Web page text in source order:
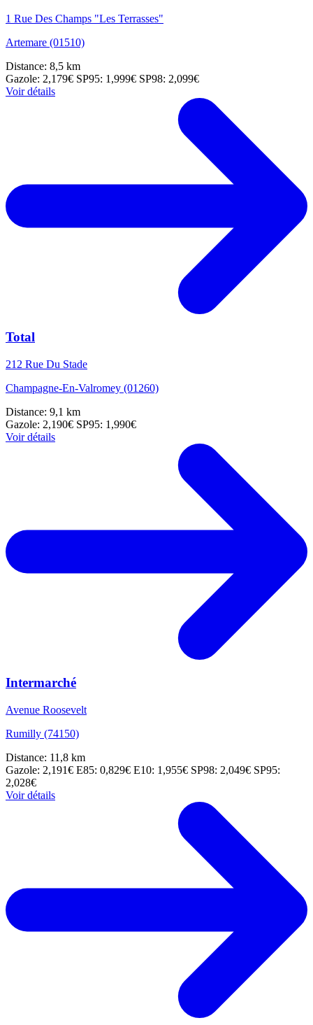
1 Rue Des Champs "Les Terrasses"
Artemare (01510)
Distance: 8,5 km
Gazole: 2,179€ SP95: 1,999€ SP98: 2,099€
Voir détails
Total
212 Rue Du Stade
Champagne-En-Valromey (01260)
Distance: 9,1 km
Gazole: 2,190€ SP95: 1,990€
Voir détails
Intermarché
Avenue Roosevelt
Rumilly (74150)
Distance: 11,8 km
Gazole: 2,191€ E85: 0,829€ E10: 1,955€ SP98: 2,049€ SP95:
2,028€
Voir détails